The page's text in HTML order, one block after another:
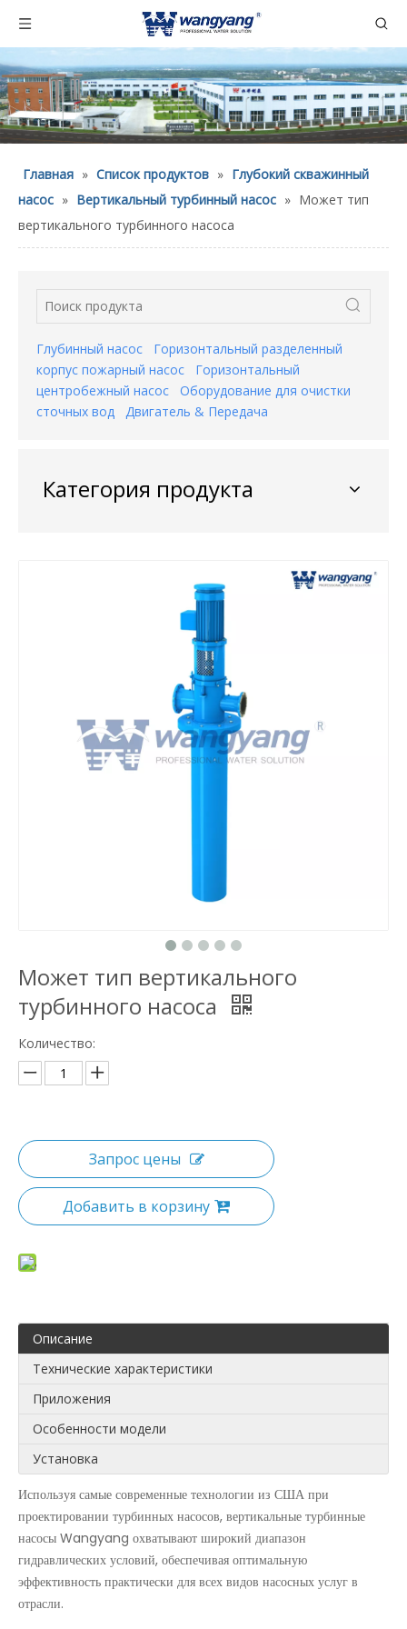
Главная » Список продуктов » Глубокий скважинный
насос » Вертикальный турбинный насос » Может тип
вертикального турбинного насоса
Глубинный насос
Горизонтальный разделенный
корпус пожарный насос
Горизонтальный
центробежный насос
Оборудование для очистки
сточных вод
Двигатель & Передача
Категория продукта
Может тип вертикального
турбинного насоса
Количество:
Запрос цены
Добавить в корзину
Описание
Технические характеристики
Приложения
Особенности модели
Установка
Используя самые современные технологии из США при
проектировании турбинных насосов, вертикальные турбинные
насосы Wangyang охватывают широкий диапазон
гидравлических условий, обеспечивая оптимальную
эффективность практически для всех видов насосных услуг в
отрасли.